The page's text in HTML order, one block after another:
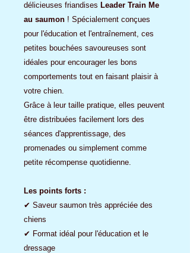
délicieuses friandises Leader Train Me
au saumon ! Spécialement conçues
pour l'éducation et l'entraînement, ces
petites bouchées savoureuses sont
idéales pour encourager les bons
comportements tout en faisant plaisir à
votre chien.
Grâce à leur taille pratique, elles peuvent
être distribuées facilement lors des
séances d'apprentissage, des
promenades ou simplement comme
petite récompense quotidienne.
Les points forts :
✔ Saveur saumon très appréciée des
chiens
✔ Format idéal pour l'éducation et le
dressage